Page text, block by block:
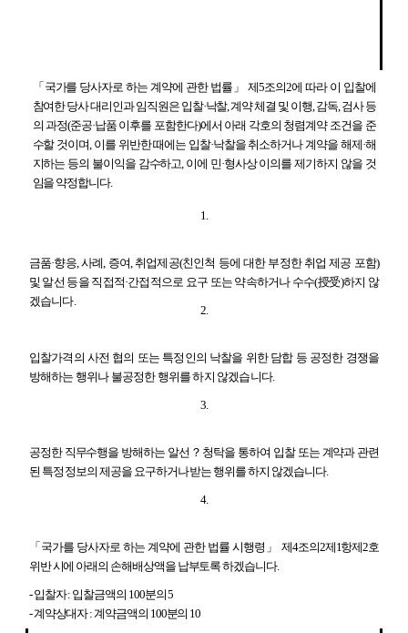
「 국가를 당사자로 하는 계약에 관한 법률」제5조의2에 따라 이 입찰에
참여한 당사 대리인과 임직원은 입찰·낙찰,계약 체결 및 이행,감독,검사 등
의 과정(준공·납품 이후를 포함한다)에서 아래 각호의 청렴계약 조건을 준
수할 것이며, 이를 위반한 때에는 입찰·낙찰을 취소하거나 계약을 해제·해
지하는 등의 불이익을 감수하고, 이에 민·형사상 이의를 제기하지 않을 것
임을 약정합니다.
1.
금품·향응, 사례 증여 취업제공(친인척 등에 대한 부정한 취업 제공 포함)
및 알선 등을 직접적·간접적으로 요구 또는 약속하거나 수수(授受)하지 않
겠습니다.
2.
입찰가격의 사전 협의 또는 특정인의 낙찰을 위한 담합 등 공정한 경쟁을
방해하는 행위나 불공정한 행위를 하지 않겠습니다.
3.
공정한 직무수행을 방해하는 알선 ？ 청탁을 통하여 입찰 또는 계약과 관련
된 특정 정보의 제공을 요구하거나 받는 행위를 하지 않겠습니다.
4.
「국가를 당사자로 하는 계약에 관한 법률 시행령 」 제4조의2제1항제2호
위반 시에 아래의 손해배상액을 납부토록 하겠습니다.
-입찰자: 입찰금액의 100분의5
-계약상대자: 계약금액의 100분의 10